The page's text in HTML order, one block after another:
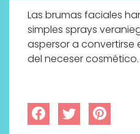
Las brumas faciales
simples sprays
aspersor a convertirse
del neceser cosmético.